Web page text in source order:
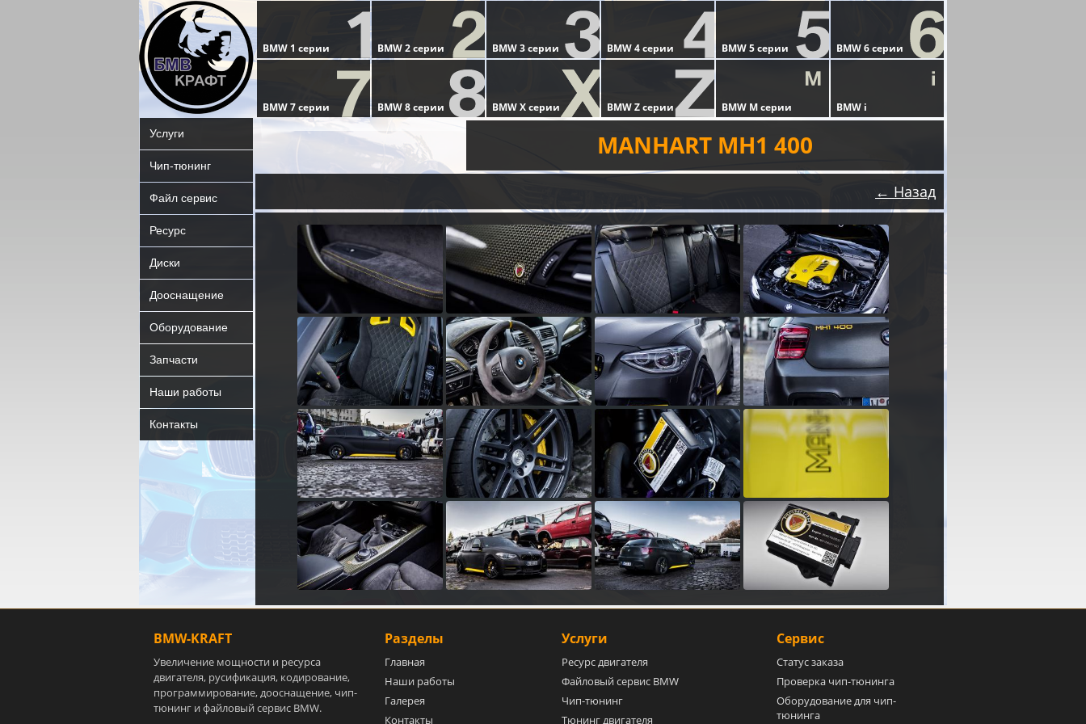
Услуги
Чип-тюнинг
Файл сервис
Ресурс
Диски
Дооснащение
Оборудование
Запчасти
Наши работы
Контакты
MANHART MH1 400
← Назад
BMW-KRAFT
Увеличение мощности и ресурса
двигателя, русификация, кодирование,
программирование, дооснащение, чип-
тюнинг и файловый сервис BMW.
Разделы
Главная
Наши работы
Галерея
Контакты
Услуги
Ресурс двигателя
Файловый сервис BMW
Чип-тюнинг
Тюнинг двигателя
Сервис
Статус заказа
Проверка чип-тюнинга
Оборудование для чип-
тюнинга